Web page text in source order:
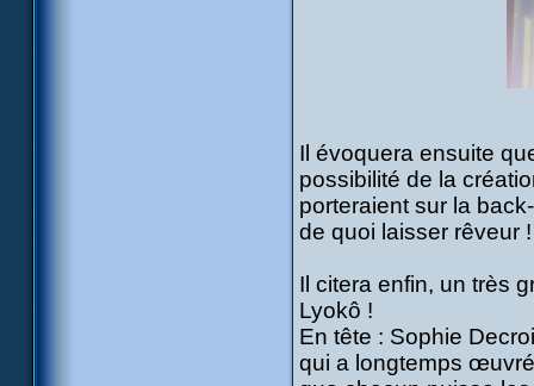
Il évoquera ensuite
possibilité de la
porteraient sur la
de quoi laisser rêveur !
Il citera enfin, un très
Lyokô !
En tête : Sophie
qui a longtemps